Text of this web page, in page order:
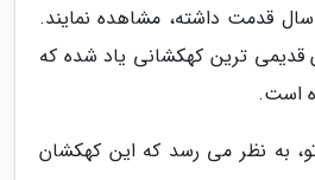
میلیون سال قدمت داشته، مشاهده نمایند.
قدیمی ترین کهکشانی یاد شده که
است.
به نظر می رسد که این کهکشان